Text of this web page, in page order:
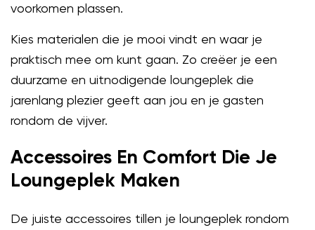
voorkomen plassen.
Kies materialen die je mooi vindt en waar je
praktisch mee om kunt gaan. Zo creëer je een
duurzame en uitnodigende loungeplek die
jarenlang plezier geeft aan jou en je gasten
rondom de vijver.
Accessoires En Comfort Die Je
Loungeplek Maken
De juiste accessoires tillen je loungeplek rondom